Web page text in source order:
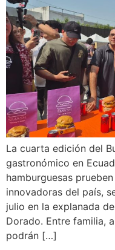
La cuarta edición del
gastronómico en
hamburguesas
innovadoras del país,
julio en la explanada
Dorado. Entre familia,
podrán […]